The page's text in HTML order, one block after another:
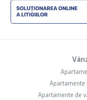
Apartamente
Apartamente de